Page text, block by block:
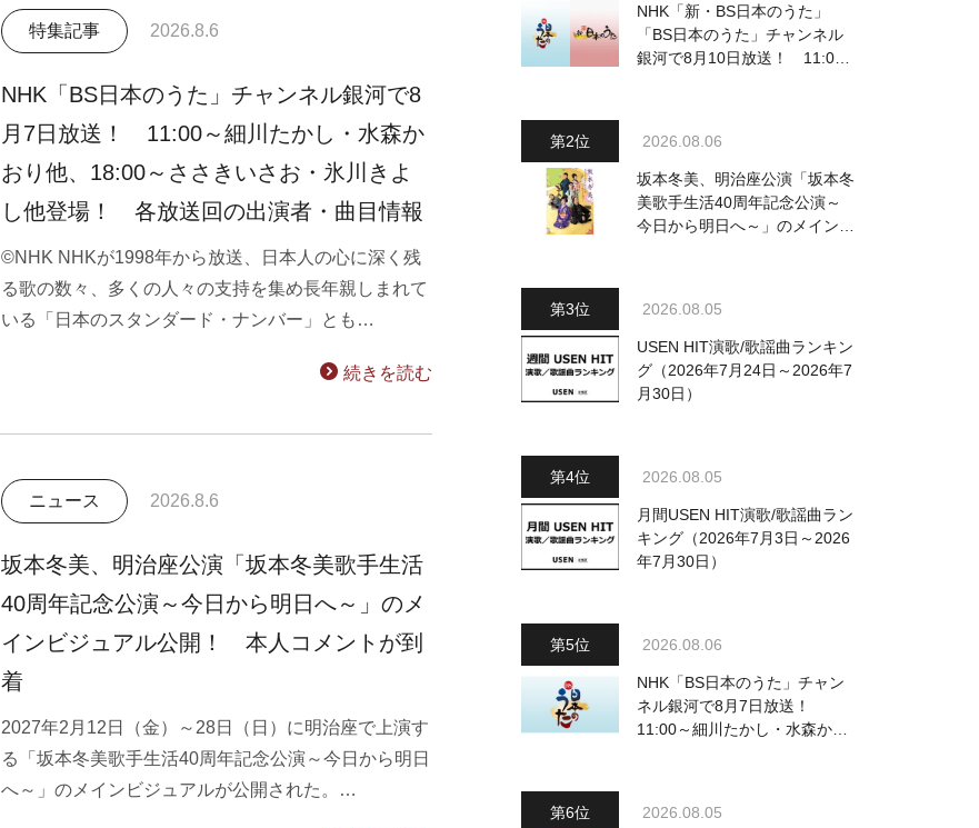
特集記事 2026.8.6
NHK「BS日本のうた」チャンネル銀河で8
月7日放送！ 11:00～細川たかし・水森か
おり他、18:00～ささきいさお・氷川きよ
し他登場！ 各放送回の出演者・曲目情報
©NHK NHKが1998年から放送、日本人の心に深く残
る歌の数々、多くの人々の支持を集め長年親しまれて
いる「日本のスタンダード・ナンバー」とも…
続きを読む
ニュース 2026.8.6
坂本冬美、明治座公演「坂本冬美歌手生活
40周年記念公演～今日から明日へ～」のメ
インビジュアル公開！ 本人コメントが到
着
2027年2月12日（金）～28日（日）に明治座で上演す
る「坂本冬美歌手生活40周年記念公演～今日から明日
へ～」のメインビジュアルが公開された。…
NHK「新・BS日本のうた」
「BS日本のうた」チャンネル
銀河で8月10日放送！ 11:00
出演者・曲目情報
2026.08.06
坂本冬美、明治座公演「坂本冬
美歌手生活40周年記念公演～
今日から明日へ～」のメインビ
2026.08.05
USEN HIT演歌/歌謡曲ランキン
グ（2026年7月24日～2026年7
月30日）
2026.08.05
月間USEN HIT演歌/歌謡曲ラン
キング（2026年7月3日～2026
年7月30日）
2026.08.06
NHK「BS日本のうた」チャン
ネル銀河で8月7日放送！
11:00～細川たかし・水森かお
2026.08.05